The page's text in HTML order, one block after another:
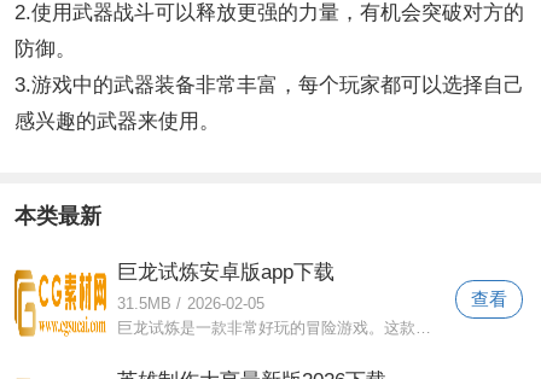
2.使用武器战斗可以释放更强的力量，有机会突破对方的
防御。
3.游戏中的武器装备非常丰富，每个玩家都可以选择自己
感兴趣的武器来使用。
本类最新
巨龙试炼安卓版app下载
31.5MB / 2026-02-05
巨龙试炼是一款非常好玩的冒险游戏。这款游戏的地图场景非常丰富。玩家需要一步步承担风险，通过不断的突破解锁更多的地图场景。每个级别都
查看